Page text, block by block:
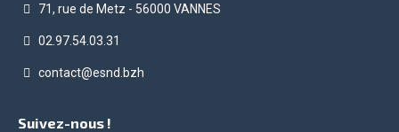
71, rue de Metz - 56000 VANNES
02.97.54.03.31
contact@esnd.bzh
Suivez-nous !